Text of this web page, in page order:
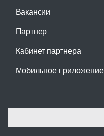
Вакансии
Партнер
Кабинет партнера
Мобильное приложение